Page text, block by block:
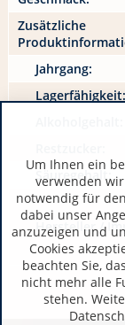
Zusätzliche
Jahrgang:
Lagerfähigkeit:
Säuregehalt:
Hersteller /
Um Ihnen ein
verwenden wir
notwendig für
dabei unser
anzuzeigen und
Cookies
beachten Sie,
nicht mehr alle
stehen.